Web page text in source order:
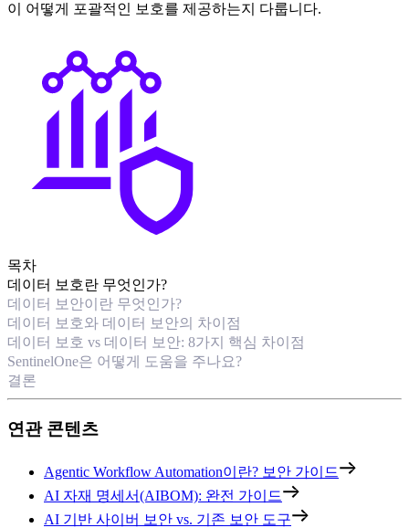
이 어떻게 포괄적인 보호를 제공하는지 다룹니다.
목차
데이터 보호란 무엇인가?
데이터 보안이란 무엇인가?
데이터 보호와 데이터 보안의 차이점
데이터 보호 vs 데이터 보안: 8가지 핵심 차이점
SentinelOne은 어떻게 도움을 주나요?
결론
연관 콘텐츠
Agentic Workflow Automation이란? 보안 가이드
AI 자재 명세서(AIBOM): 완전 가이드
AI 기반 사이버 보안 vs. 기존 보안 도구